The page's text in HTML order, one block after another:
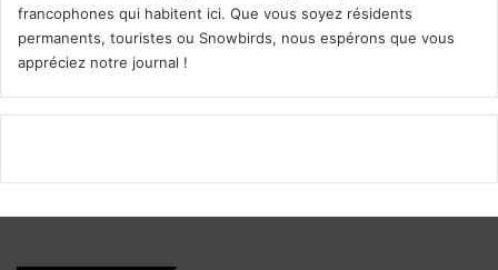
francophones qui habitent ici. Que vous soyez résidents
permanents, touristes ou Snowbirds, nous espérons que vous
appréciez notre journal !